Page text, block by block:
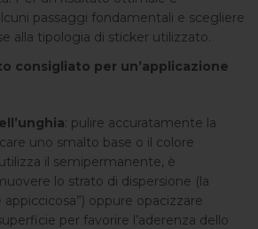
passaggi fondamentali e scegliere
alla tipologia di sticker utilizzato.
consigliato per un’applicazione
: pulire accuratamente la
uno smalto base o il colore
il semipermanente, è
lo strato di dispersione (la
oppure opacizzare
per favorire l’aderenza dello